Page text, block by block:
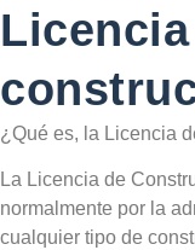
¿Qué es, la Licencia
La Licencia de
normalmente por la
cualquier tipo de